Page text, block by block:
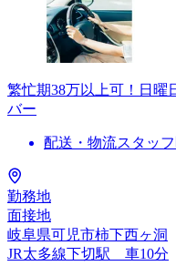
繁忙期38万以上可！日曜
バー
配送・物流スタッフ
勤務地
面接地
岐阜県可児市柿下西ヶ洞
JR太多線下切駅 車10分